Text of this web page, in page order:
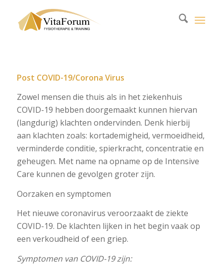
Post COVID-19/Corona Virus
Zowel mensen die thuis als in het ziekenhuis
COVID-19 hebben doorgemaakt kunnen hiervan
(langdurig) klachten ondervinden. Denk hierbij
aan klachten zoals: kortademigheid, vermoeidheid,
verminderde conditie, spierkracht, concentratie en
geheugen. Met name na opname op de Intensive
Care kunnen de gevolgen groter zijn.
Oorzaken en symptomen
Het nieuwe coronavirus veroorzaakt de ziekte
COVID-19. De klachten lijken in het begin vaak op
een verkoudheid of een griep.
Symptomen van COVID-19 zijn: